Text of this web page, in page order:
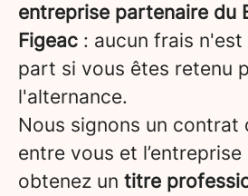
entreprise partenaire du
Figeac : aucun frais
part si vous êtes retenu
l'alternance.
Nous signons un contrat
entre vous et
obtenez un titre